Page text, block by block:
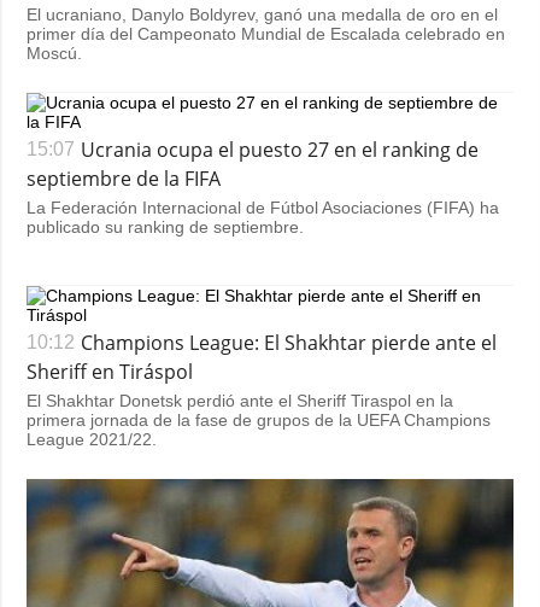
El ucraniano, Danylo Boldyrev, ganó una medalla de oro en el
primer día del Campeonato Mundial de Escalada celebrado en
Moscú.
15:07 Ucrania ocupa el puesto 27 en el ranking de
septiembre de la FIFA
La Federación Internacional de Fútbol Asociaciones (FIFA) ha
publicado su ranking de septiembre.
10:12 Champions League: El Shakhtar pierde ante el
Sheriff en Tiráspol
El Shakhtar Donetsk perdió ante el Sheriff Tiraspol en la
primera jornada de la fase de grupos de la UEFA Champions
League 2021/22.